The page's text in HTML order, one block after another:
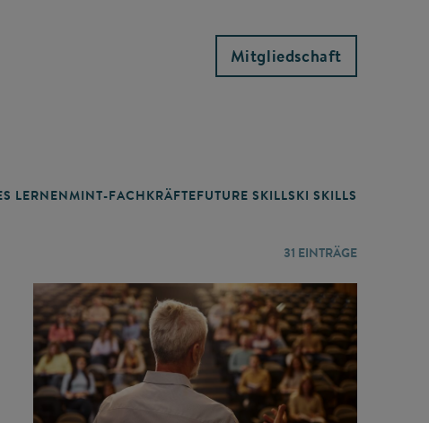
Mitgliedschaft
LERNEN MINT-FACHKRÄFTEFUTURE SKILLSKI SKILLS
31 EINTRÄGE